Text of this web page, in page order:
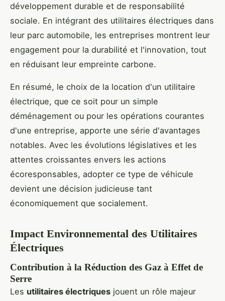
développement durable et de responsabilité
sociale. En intégrant des utilitaires électriques dans
leur parc automobile, les entreprises montrent leur
engagement pour la durabilité et l'innovation, tout
en réduisant leur empreinte carbone.
En résumé, le choix de la location d'un utilitaire
électrique, que ce soit pour un simple
déménagement ou pour les opérations courantes
d'une entreprise, apporte une série d'avantages
notables. Avec les évolutions législatives et les
attentes croissantes envers les actions
écoresponsables, adopter ce type de véhicule
devient une décision judicieuse tant
économiquement que socialement.
Impact Environnemental des Utilitaires
Électriques
Contribution à la Réduction des Gaz à Effet de
Serre
Les utilitaires électriques jouent un rôle majeur